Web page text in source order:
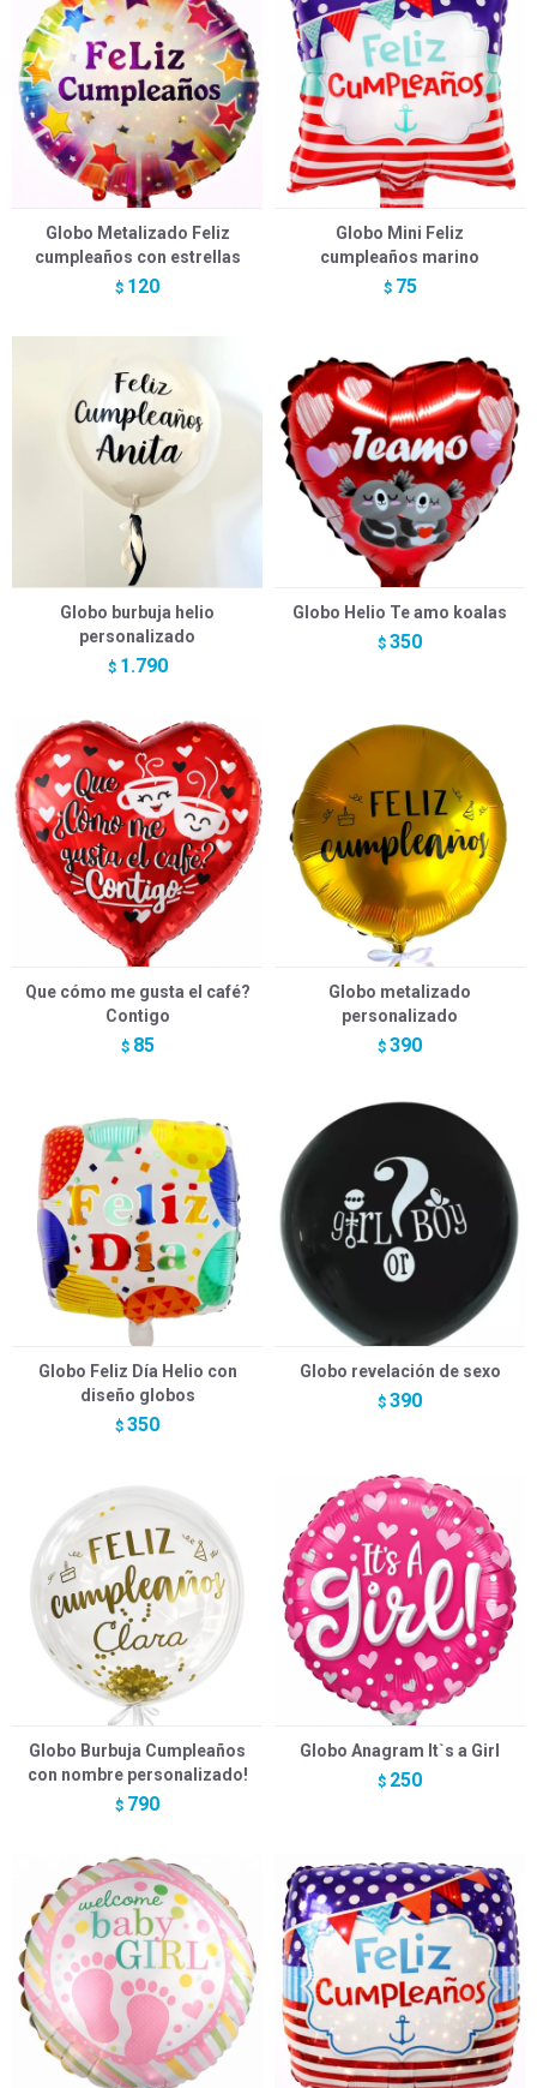
Globo Metalizado Feliz
cumpleaños con estrellas
$ 120
Globo Mini Feliz
cumpleaños marino
$ 75
Globo burbuja helio
personalizado
$ 1.790
Globo Helio Te amo koalas
$ 350
Que cómo me gusta el café?
Contigo
$ 85
Globo metalizado
personalizado
$ 390
Globo Feliz Día Helio con
diseño globos
$ 350
Globo revelación de sexo
$ 390
Globo Burbuja Cumpleaños
con nombre personalizado!
$ 790
Globo Anagram It`s a Girl
$ 250